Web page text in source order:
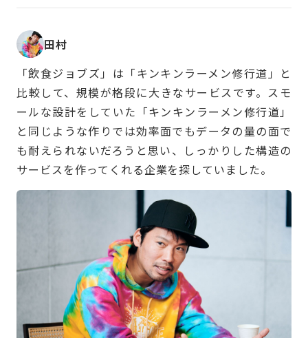
田村
「飲食ジョブズ」は「キンキンラーメン修行道」と
比較して、規模が格段に大きなサービスです。スモ
ールな設計をしていた「キンキンラーメン修行道」
と同じような作りでは効率面でもデータの量の面で
も耐えられないだろうと思い、しっかりした構造の
サービスを作ってくれる企業を探していました。